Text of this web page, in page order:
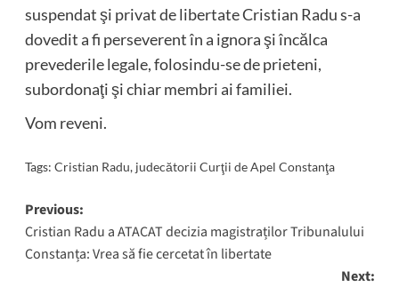
suspendat şi privat de libertate Cristian Radu s-a
dovedit a fi perseverent în a ignora şi încălca
prevederile legale, folosindu-se de prieteni,
subordonaţi şi chiar membri ai familiei.
Vom reveni.
Tags: Cristian Radu, judecătorii Curţii de Apel Constanţa
Post
navigation
Previous:
Cristian Radu a ATACAT decizia magistraților Tribunalului
Constanța: Vrea să fie cercetat în libertate
Next: